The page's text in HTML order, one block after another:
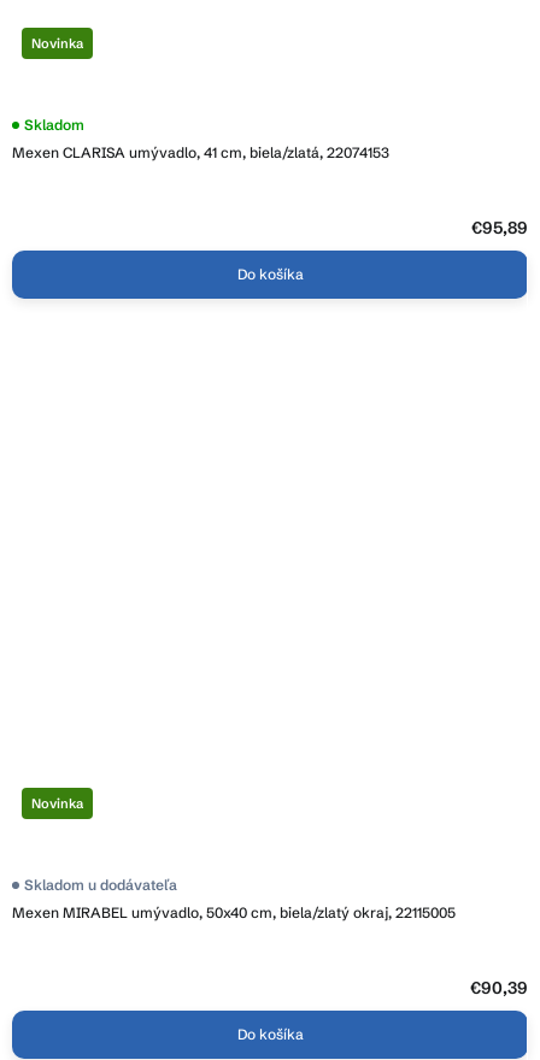
Novinka
Mexen CLARISA umývadlo, 41 cm, biela/zlatá, 22074153
Skladom
€95,89
Do košíka
Novinka
Mexen MIRABEL umývadlo, 50x40 cm, biela/zlatý okraj, 22115005
Skladom u dodávateľa
€90,39
Do košíka